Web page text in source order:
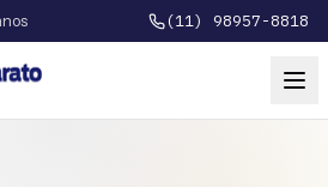
(11) 98957-8818